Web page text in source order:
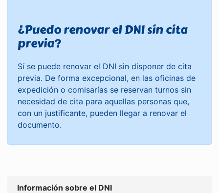
¿Puedo renovar el DNI sin cita
previa?
Sí se puede renovar el DNI sin disponer de cita
previa. De forma excepcional, en las oficinas de
expedición o comisarías se reservan turnos sin
necesidad de cita para aquellas personas que,
con un justificante, pueden llegar a renovar el
documento.
Información sobre el DNI